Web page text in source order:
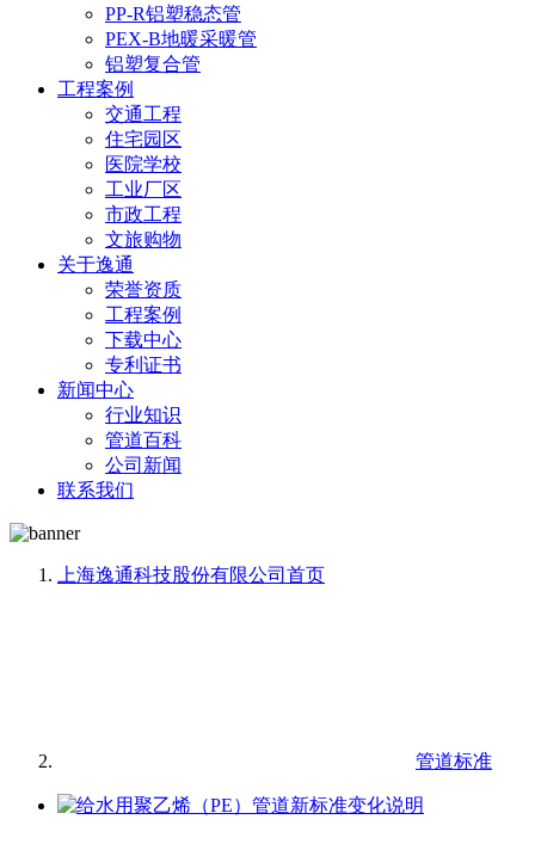
PP-R铝塑稳态管
PEX-B地暖采暖管
铝塑复合管
工程案例
交通工程
住宅园区
医院学校
工业厂区
市政工程
文旅购物
关于逸通
荣誉资质
工程案例
下载中心
专利证书
新闻中心
行业知识
管道百科
公司新闻
联系我们
上海逸通科技股份有限公司 首页
管道标准